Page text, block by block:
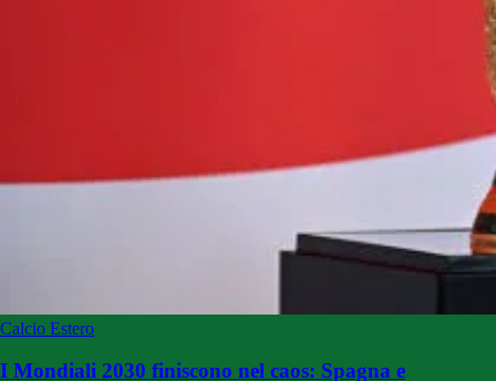
Calcio Estero
I Mondiali 2030 finiscono nel caos: Spagna e